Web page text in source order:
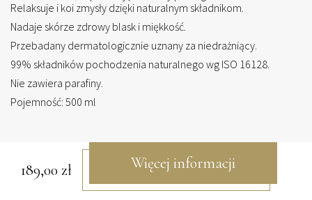
Relaksuje i koi zmysły dzięki naturalnym składnikom.
Nadaje skórze zdrowy blask i miękkość.
Przebadany dermatologicznie uznany za niedrażniący.
99% składników pochodzenia naturalnego wg ISO 16128.
Nie zawiera parafiny.
Pojemność: 500 ml
189,00 zł Więcej informacji